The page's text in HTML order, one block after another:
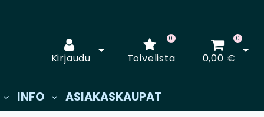
Kirjaudu
Avaa kirjautuminen
Toivelista
0 0
0,00 €
INFO ASIAKASKAUPAT